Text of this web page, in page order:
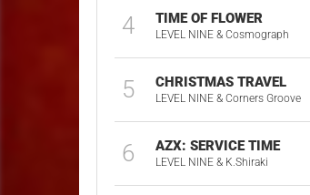
4 TIME OF FLOWER
LEVEL NINE & Cosmograph
5 CHRISTMAS TRAVEL
LEVEL NINE & Corners Groove
6 AZX: SERVICE TIME
LEVEL NINE & K.Shiraki